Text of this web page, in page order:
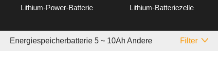
Lithium-Power-Batterie Lithium-Batteriezelle
Energiespeicherbatterie 5 ~ 10Ah Andere Filter